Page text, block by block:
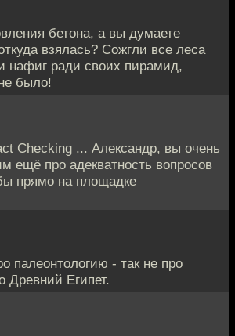
бетона, а вы думаете
взялась? Сожгли все леса
нафиг ради своих пирамид,
было!
Checking ... Александр, вы очень
ещё про адекватность вопросов
прямо на площадке
палеонтологию - так не про
Древний Египет.